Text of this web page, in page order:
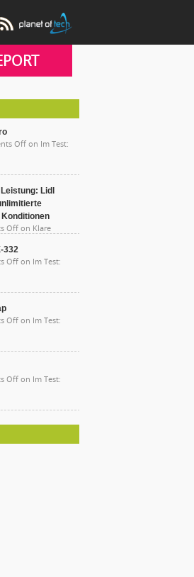
Offon Im Test:
Lidl
Offon Klare
332
Offon Im Test:
Offon Im Test:
Offon Im Test: